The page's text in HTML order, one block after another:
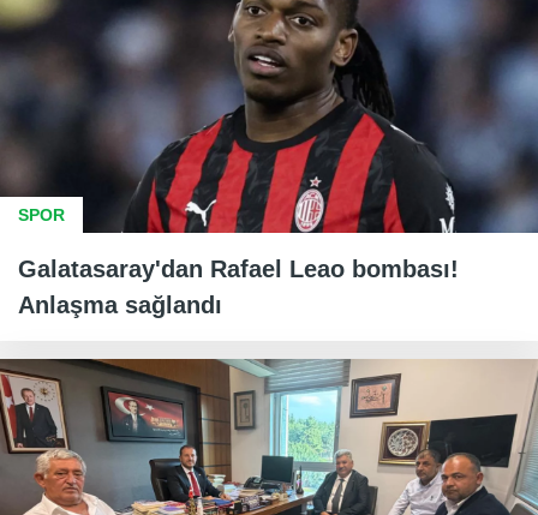
SPOR
Galatasaray'dan Rafael Leao bombası!
Anlaşma sağlandı